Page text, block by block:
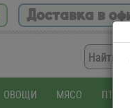
Доставка в
ОВОЩИ МЯСО ПТИЦА